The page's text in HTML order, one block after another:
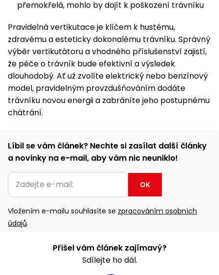
přemokřelá, mohlo by dojít k poškození trávníku
Pravidelná vertikutace je klíčem k hustému,
zdravému a esteticky dokonalému trávníku. Správný
výběr vertikutátoru a vhodného příslušenství zajistí,
že péče o trávník bude efektivní a výsledek
dlouhodobý. Ať už zvolíte elektrický nebo benzínový
model, pravidelným provzdušňováním dodáte
trávníku novou energii a zabráníte jeho postupnému
chátrání.
Líbil se vám článek? Nechte si zasílat další články
a novinky na e-mail, aby vám nic neuniklo!
OK
Vložením e-mailu souhlasíte se zpracováním osobních
údajů.
Přišel vám článek zajímavý?
Sdílejte ho dál.